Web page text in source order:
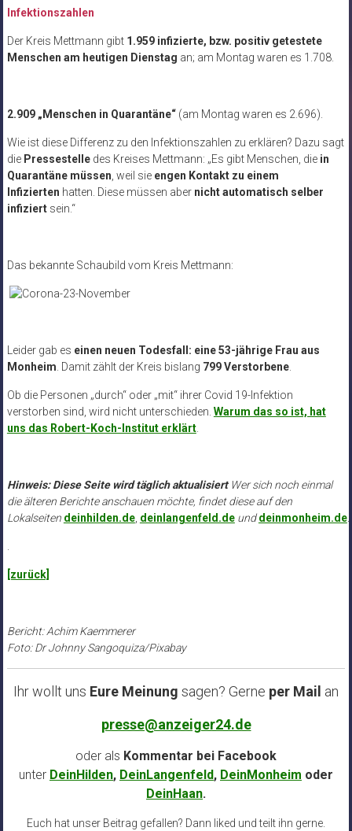
Infektionszahlen
Der Kreis Mettmann gibt1.959 infizierte, bzw. positiv getestete
Menschen am heutigen Dienstag an; am Montag waren es 1.708.
2.909 „Menschen in Quarantäne“ (am Montag waren es 2.696).
Wie ist diese Differenz zu den Infektionszahlen zu erklären? Dazu sagt
die Pressestelledes Kreises Mettmann: „Es gibt Menschen, die in
Quarantäne müssen , weil sie engen Kontakt zu einem
Infizierten hatten. Diese müssen aber nicht automatisch selber
infiziertsein.“
Das bekannte Schaubild vom Kreis Mettmann:
Leider gab es einen neuen Todesfall: eine53-jährige Frau aus
Monheim. Damit zählt der Kreis bislang 799 Verstorbene.
Ob die Personen „durch“ oder „mit“ ihrer Covid 19-Infektion
verstorben sind, wird nicht unterschieden. Warum das so ist, hat
uns das Robert-Koch-Institut erklärt.
Hinweis: Diese Seite wird täglich aktualisiert Wer sich noch einmal
die älteren Berichte anschauen möchte, findet diese auf den
Lokalseiten deinhilden.de, deinlangenfeld.deunddeinmonheim.de.
.
[zurück]
Bericht: Achim Kaemmerer
Foto: Dr Johnny Sangoquiza/Pixabay
Ihr wollt uns Eure Meinung sagen? Gerne per Mail an
presse@anzeiger24.de
oder als Kommentar bei Facebook
unter DeinHilden, DeinLangenfeld, DeinMonheim oder
DeinHaan.
Euch hat unser Beitrag gefallen? Dann liked und teilt ihn gerne.